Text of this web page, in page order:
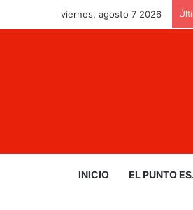
viernes, agosto 7 2026
INICIO EL PUNTO